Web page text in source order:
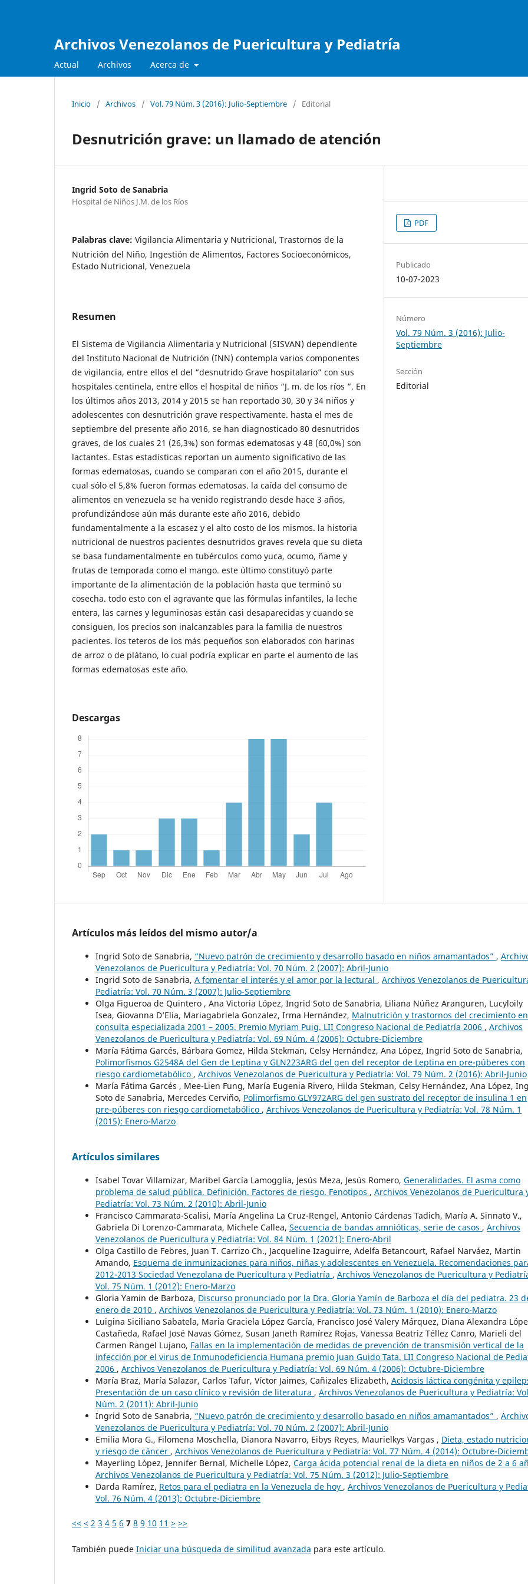
Archivos Venezolanos de Puericultura y Pediatría
Actual Archivos Acerca de
Inicio / Archivos / Vol. 79 Núm. 3 (2016): Julio-Septiembre / Editorial
Desnutrición grave: un llamado de atención
Ingrid Soto de Sanabria
Hospital de Niños J.M. de los Ríos
Palabras clave: Vigilancia Alimentaria y Nutricional, Trastornos de la
Nutrición del Niño, Ingestión de Alimentos, Factores Socioeconómicos,
Estado Nutricional, Venezuela
Resumen
El Sistema de Vigilancia Alimentaria y Nutricional (SISVAN) dependiente
del Instituto Nacional de Nutrición (INN) contempla varios componentes
de vigilancia, entre ellos el del “desnutrido Grave hospitalario” con sus
hospitales centinela, entre ellos el hospital de niños “J. m. de los ríos “. En
los últimos años 2013, 2014 y 2015 se han reportado 30, 30 y 34 niños y
adolescentes con desnutrición grave respectivamente. hasta el mes de
septiembre del presente año 2016, se han diagnosticado 80 desnutridos
graves, de los cuales 21 (26,3%) son formas edematosas y 48 (60,0%) son
lactantes. Estas estadísticas reportan un aumento significativo de las
formas edematosas, cuando se comparan con el año 2015, durante el
cual sólo el 5,8% fueron formas edematosas. la caída del consumo de
alimentos en venezuela se ha venido registrando desde hace 3 años,
profundizándose aún más durante este año 2016, debido
fundamentalmente a la escasez y el alto costo de los mismos. la historia
nutricional de nuestros pacientes desnutridos graves revela que su dieta
se basa fundamentalmente en tubérculos como yuca, ocumo, ñame y
frutas de temporada como el mango. este último constituyó parte
importante de la alimentación de la población hasta que terminó su
cosecha. todo esto con el agravante que las fórmulas infantiles, la leche
entera, las carnes y leguminosas están casi desaparecidas y cuando se
consiguen, los precios son inalcanzables para la familia de nuestros
pacientes. los teteros de los más pequeños son elaborados con harinas
de arroz o de plátano, lo cual podría explicar en parte el aumento de las
formas edematosas este año.
Descargas
PDF
Publicado
10-07-2023
Número
Vol. 79 Núm. 3 (2016): Julio-
Septiembre
Sección
Editorial
Artículos más leídos del mismo autor/a
Ingrid Soto de Sanabria, “Nuevo patrón de crecimiento y desarrollo basado en niños amamantados” ,
Venezolanos de Puericultura y Pediatría: Vol. 70 Núm. 2 (2007): Abril-Junio
Ingrid Soto de Sanabria, A fomentar el interés y el amor por la lectural , Archivos Venezolanos de
Pediatría: Vol. 70 Núm. 3 (2007): Julio-Septiembre
Olga Figueroa de Quintero , Ana Victoria López, Ingrid Soto de Sanabria, Liliana Núñez Aranguren, Lucyloily
Isea, Giovanna D’Elia, Mariagabriela Gonzalez, Irma Hernández, Malnutrición y trastornos del crecimiento en
consulta especializada 2001 – 2005. Premio Myriam Puig. LII Congreso Nacional de Pediatría 2006 , Archivos
Venezolanos de Puericultura y Pediatría: Vol. 69 Núm. 4 (2006): Octubre-Diciembre
María Fátima Garcés, Bárbara Gomez, Hilda Stekman, Celsy Hernández, Ana López, Ingrid Soto de Sanabria,
Polimorfismos G2548A del Gen de Leptina y GLN223ARG del gen del receptor de Leptina en pre-púberes con
riesgo cardiometabólico , Archivos Venezolanos de Puericultura y Pediatría: Vol. 79 Núm. 2 (2016): Abril-Junio
María Fátima Garcés , Mee-Lien Fung, María Eugenia Rivero, Hilda Stekman, Celsy Hernández, Ana López,
Soto de Sanabria, Mercedes Cerviño, Polimorfismo GLY972ARG del gen sustrato del receptor de insulina 1 en
pre-púberes con riesgo cardiometabólico , Archivos Venezolanos de Puericultura y Pediatría: Vol. 78 Núm. 1
(2015): Enero-Marzo
Artículos similares
Isabel Tovar Villamizar, Maribel García Lamogglia, Jesús Meza, Jesús Romero, Generalidades. El asma como
problema de salud pública. Definición. Factores de riesgo. Fenotipos , Archivos Venezolanos de Puericultura
Pediatría: Vol. 73 Núm. 2 (2010): Abril-Junio
Francisco Cammarata-Scalisi, María Angelina La Cruz-Rengel, Antonio Cárdenas Tadich, María A. Sinnato V.,
Gabriela Di Lorenzo-Cammarata, Michele Callea, Secuencia de bandas amnióticas, serie de casos , Archivos
Venezolanos de Puericultura y Pediatría: Vol. 84 Núm. 1 (2021): Enero-Abril
Olga Castillo de Febres, Juan T. Carrizo Ch., Jacqueline Izaguirre, Adelfa Betancourt, Rafael Narváez, Martin
Amando, Esquema de inmunizaciones para niños, niñas y adolescentes en Venezuela. Recomendaciones
2012-2013 Sociedad Venezolana de Puericultura y Pediatría , Archivos Venezolanos de Puericultura y
Vol. 75 Núm. 1 (2012): Enero-Marzo
Gloria Yamin de Barboza, Discurso pronunciado por la Dra. Gloria Yamín de Barboza el día del pediatra. 23
enero de 2010 , Archivos Venezolanos de Puericultura y Pediatría: Vol. 73 Núm. 1 (2010): Enero-Marzo
Luigina Siciliano Sabatela, Maria Graciela López García, Francisco José Valery Márquez, Diana Alexandra
Castañeda, Rafael José Navas Gómez, Susan Janeth Ramírez Rojas, Vanessa Beatriz Téllez Canro, Marieli del
Carmen Rangel Lujano, Fallas en la implementación de medidas de prevención de transmisión vertical de la
infección por el virus de Inmunodeficiencia Humana premio Juan Guido Tata. LII Congreso Nacional de
2006 , Archivos Venezolanos de Puericultura y Pediatría: Vol. 69 Núm. 4 (2006): Octubre-Diciembre
María Braz, María Salazar, Carlos Tafur, Víctor Jaimes, Cañizales Elizabeth, Acidosis láctica congénita y
Presentación de un caso clínico y revisión de literatura , Archivos Venezolanos de Puericultura y Pediatría:
Núm. 2 (2011): Abril-Junio
Ingrid Soto de Sanabria, “Nuevo patrón de crecimiento y desarrollo basado en niños amamantados” ,
Venezolanos de Puericultura y Pediatría: Vol. 70 Núm. 2 (2007): Abril-Junio
Emilia Mora G., Filomena Moschella, Dianora Navarro, Eibys Reyes, Maurielkys Vargas , Dieta, estado
y riesgo de cáncer , Archivos Venezolanos de Puericultura y Pediatría: Vol. 77 Núm. 4 (2014): Octubre-
Mayerling López, Jennifer Bernal, Michelle López, Carga ácida potencial renal de la dieta en niños de 2 a 6
Archivos Venezolanos de Puericultura y Pediatría: Vol. 75 Núm. 3 (2012): Julio-Septiembre
Darda Ramírez, Retos para el pediatra en la Venezuela de hoy , Archivos Venezolanos de Puericultura y
Vol. 76 Núm. 4 (2013): Octubre-Diciembre
<< < 2 3 4 5 6 7 8 9 10 11 > >>
También puede Iniciar una búsqueda de similitud avanzada para este artículo.